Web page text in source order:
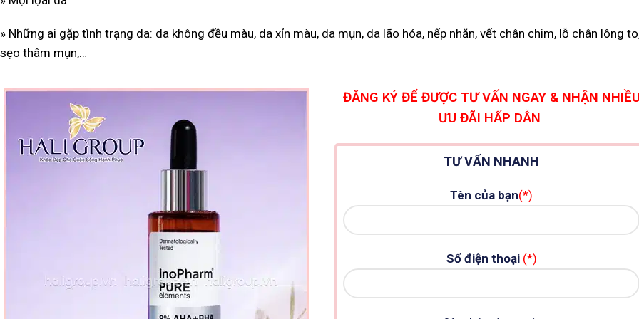
» Những ai gặp tình trạng da: da không đều màu, da xỉn màu, da mụn, da lão hóa, nếp nhăn, vết chân chim, lỗ chân lông
sẹo thâm mụn,…
ĐĂNG KÝ ĐỂ ĐƯỢC TƯ VẤN NGAY & NHẬN
ƯU ĐÃI HẤP DẪN
TƯ VẤN NHANH
Tên của bạn(*)
Số điện thoại (*)